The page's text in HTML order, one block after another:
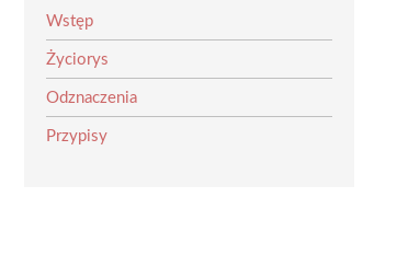
Wstęp
Życiorys
Odznaczenia
Przypisy